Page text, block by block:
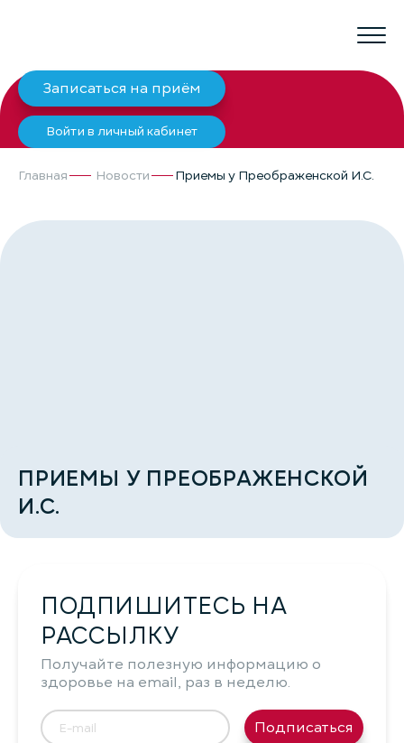
Записаться на приём
Войти в личный кабинет
Главная Новости Приемы у Преображенской И.С.
ПРИЕМЫ У ПРЕОБРАЖЕНСКОЙ
И.С.
ПОДПИШИТЕСЬ НА
РАССЫЛКУ
Получайте полезную информацию о
здоровье на email, раз в неделю.
Подписаться